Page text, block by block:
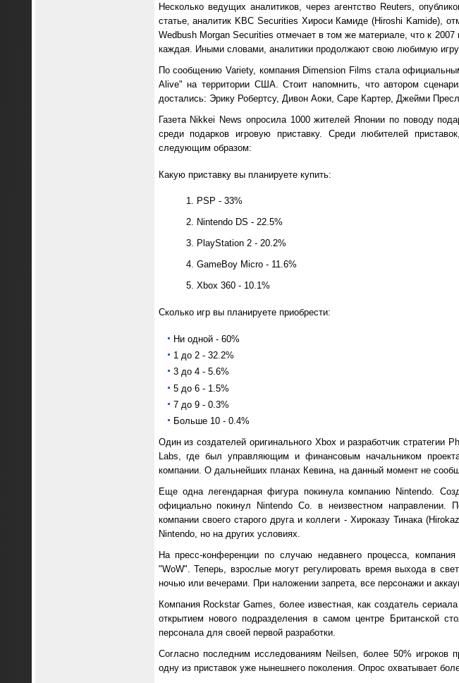
Несколько ведущих аналитиков, через агентство Reuters,
статье, аналитик KBC Securities Хироси Камиде (Hiroshi Kamide),
Wedbush Morgan Securities отмечает в том же материале, что к
каждая. Иными словами, аналитики продолжают свою любимую игру
По сообщению Variety, компания Dimension Films стала
Alive" на территории США. Стоит напомнить, что автором
достались: Эрику Робертсу, Дивон Аоки, Саре Картер, Джейми
Газета Nikkei News опросила 1000 жителей Японии по поводу
среди подарков игровую приставку. Среди любителей
следующим образом:
Какую приставку вы планируете купить:
PSP - 33%
Nintendo DS - 22.5%
PlayStation 2 - 20.2%
GameBoy Micro - 11.6%
Xbox 360 - 10.1%
Сколько игр вы планируете приобрести:
Ни одной - 60%
1 до 2 - 32.2%
3 до 4 - 5.6%
5 до 6 - 1.5%
7 до 9 - 0.3%
Больше 10 - 0.4%
Один из создателей оригинального Xbox и разработчик
Labs, где был управляющим и финансовым начальником
компании. О дальнейших планах Кевина, на данный момент не
Еще одна легендарная фигура покинула компанию Nintendo.
официально покинул Nintendo Co. в неизвестном направлении.
компании своего старого друга и коллеги - Хироказу Тинака
Nintendo, но на других условиях.
На пресс-конференции по случаю недавнего процесса,
"WoW". Теперь, взрослые могут регулировать время выхода в
ночью или вечерами. При наложении запрета, все персонажи и
Компания Rockstar Games, более известная, как создатель
открытием нового подразделения в самом центре Британской
персонала для своей первой разработки.
Согласно последним исследованиям Neilsen, более 50%
одну из приставок уже нынешнего поколения. Опрос охватывает